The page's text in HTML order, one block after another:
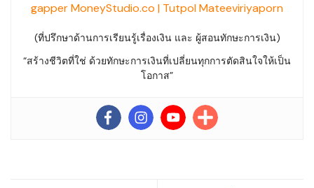
gapper MoneyStudio.co | Tutpol Mateeviriyaporn
(ที่ปรึกษาด้านการเรียนรู้เรื่องเงิน และ ผู้สอนทักษะการเงิน)
“สร้างชีวิตที่ใช่ ด้วยทักษะการเงินที่เปลี่ยนทุกการตัดสินใจให้เป็น
โอกาส”